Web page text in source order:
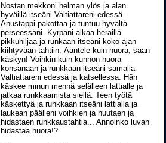
Nostan mekkoni helman ylös ja alan
hyväillä itseäni Valtiattareni edessä.
Anustappi pakottaa ja tuntuu hyvältä
perseessäni. Kyrpäni alkaa heräillä
pikkuhiljaa ja runkaan itseäni koko ajan
kiihtyvään tahtiin. Ääntele kuin huora, saan
käskyn! Voihkin kuin kunnon huora
konsanaan ja runkkaan itseäni samalla
Valtiattareni edessä ja katsellessa. Hän
käskee minun mennä selälleen lattialle ja
jatkaa runkkaamista siellä. Teen työtä
käskettyä ja runkkaan itseäni lattialla ja
laukean päälleni voihkien ja huutaen ja
hidastaen runkkaustahtia... Annoinko luvan
hidastaa huora!?